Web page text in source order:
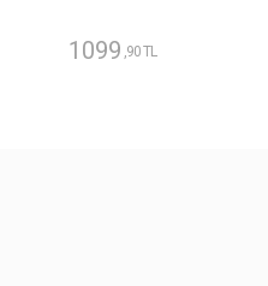
1099 ,90 TL